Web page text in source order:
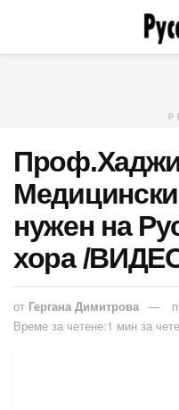
нужен на
хора /
от Гергана Димитрова
Време за четене:1 мин за